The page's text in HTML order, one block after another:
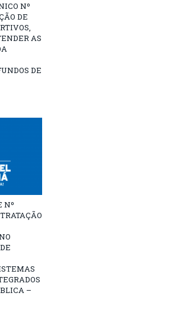
Nº
DE
AS
DE
Nº
–